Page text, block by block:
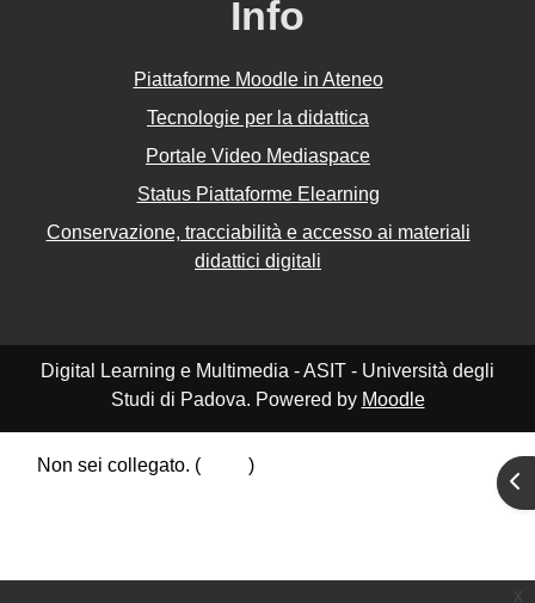
Info
Piattaforme Moodle in Ateneo
Tecnologie per la didattica
Portale Video Mediaspace
Status Piattaforme Elearning
Conservazione, tracciabilità e accesso ai materiali
didattici digitali
Digital Learning e Multimedia - ASIT - Università degli
Studi di Padova. Powered by Moodle
Non sei collegato. (
)